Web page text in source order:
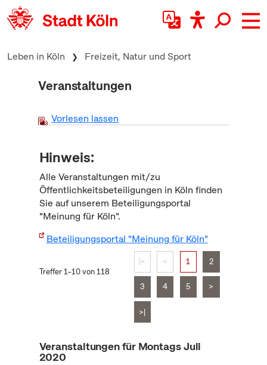
zum Inhalt springen
Leben in Köln Freizeit, Natur und Sport
Veranstaltungen
Vorlesen lassen
Hinweis:
Alle Veranstaltungen mit/zu
Öffentlichkeitsbeteiligungen in Köln finden
Sie auf unserem Beteiligungsportal
"Meinung für Köln".
Beteiligungsportal "Meinung für Köln"
Treffer 1–10 von 118
|< < 1 2
3 4 5 >
>|
Veranstaltungen für Montags Juli
2020